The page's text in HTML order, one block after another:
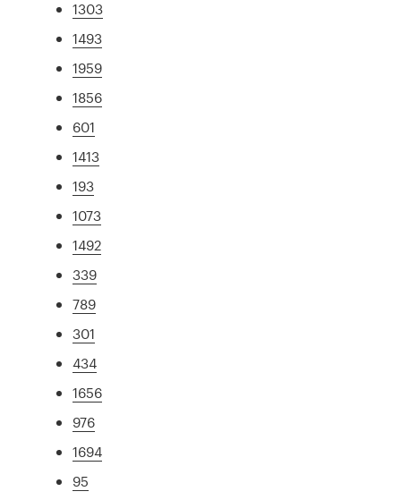
1303
1493
1959
1856
601
1413
193
1073
1492
339
789
301
434
1656
976
1694
95